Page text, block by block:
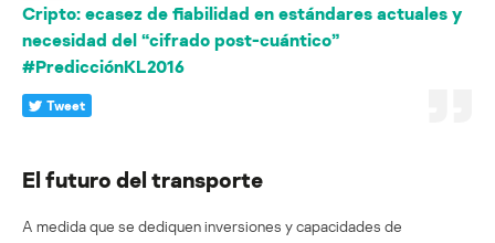
Cripto: ecasez de fiabilidad en estándares actuales y
necesidad del “cifrado post-cuántico”
#PredicciónKL2016
Tweet
El futuro del transporte
A medida que se dediquen inversiones y capacidades de